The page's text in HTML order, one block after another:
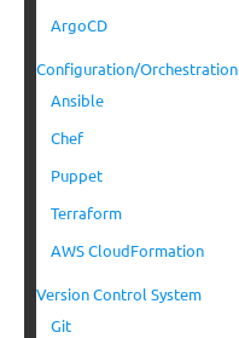
ArgoCD
Configuration/Orchestration
Ansible
Chef
Puppet
Terraform
AWS CloudFormation
Version Control System
Git